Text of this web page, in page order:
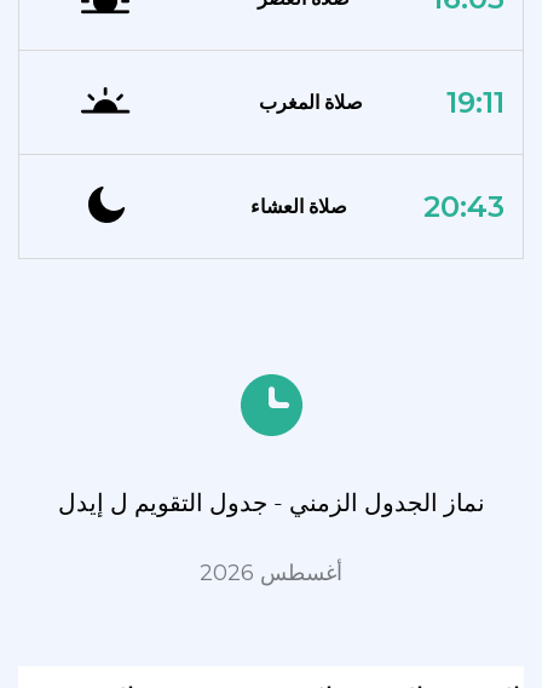
صلاة المغرب 19:11
صلاة العشاء 20:43
نماز الجدول الزمني - جدول التقويم ل إيدل
أغسطس 2026